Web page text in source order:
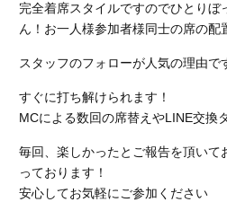
完全着席スタイルですのでひとりぼ
ん！お一人様参加者様同士の席の配
スタッフのフォローが人気の理由で
すぐに打ち解けられます！
MCによる数回の席替えやLINE交換
毎回、楽しかったとご報告を頂いて
っております！
安心してお気軽にご参加ください